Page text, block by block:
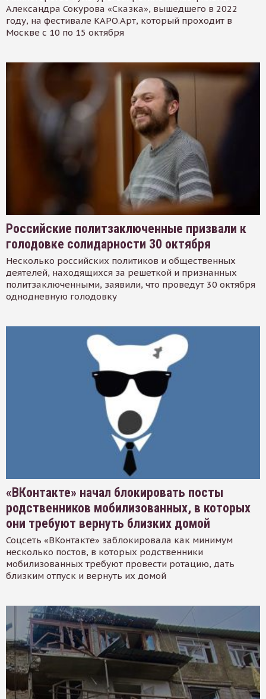
Александра Сокурова «Сказка», вышедшего в 2022
году, на фестивале КАРО.Арт, который проходит в
Москве с 10 по 15 октября
Российские политзаключенные призвали к
голодовке солидарности 30 октября
Несколько российских политиков и общественных
деятелей, находящихся за решеткой и признанных
политзаключенными, заявили, что проведут 30 октября
однодневную голодовку
«ВКонтакте» начал блокировать посты
родственников мобилизованных, в которых
они требуют вернуть близких домой
Соцсеть «ВКонтакте» заблокировала как минимум
несколько постов, в которых родственники
мобилизованных требуют провести ротацию, дать
близким отпуск и вернуть их домой